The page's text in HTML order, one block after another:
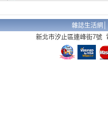
雜誌生活網
新北市汐止區連峰街7號